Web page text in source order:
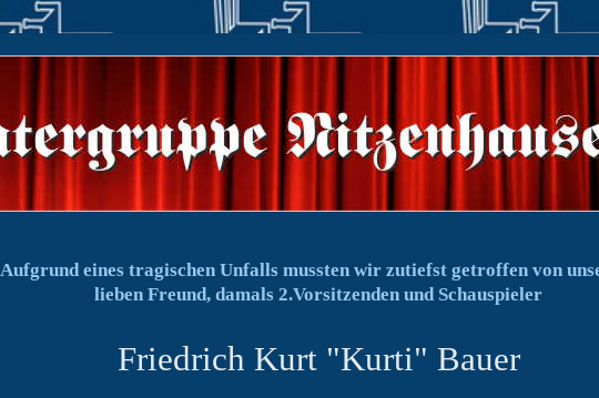
Aufgrund eines tragischen Unfalls mussten wir zutiefst getroffen von
lieben Freund, damals 2.Vorsitzenden und Schauspieler
Friedrich Kurt "Kurti" Bauer